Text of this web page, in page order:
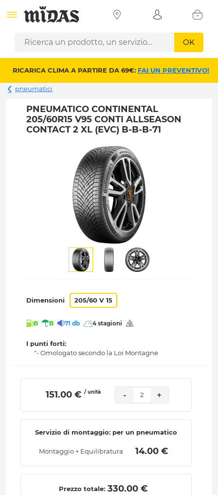
OK
RICARICA CLIMA A PARTIRE DA 69€: FAI UN PREVENTIVO!
pneumatici
PNEUMATICO CONTINENTAL
205/60R15 V95 CONTI ALLSEASON
CONTACT 2 XL (EVC) B-B-B-71
Dimensioni 205/60 V 15
B B 71 db 4 stagioni
I punti forti:
"- Omologato secondo la Loi Montagne
151.00 € / unità - 2 +
Servizio di montaggio: per un pneumatico
Montaggio + Equilibratura 14.00 €
Prezzo totale: 330.00 €